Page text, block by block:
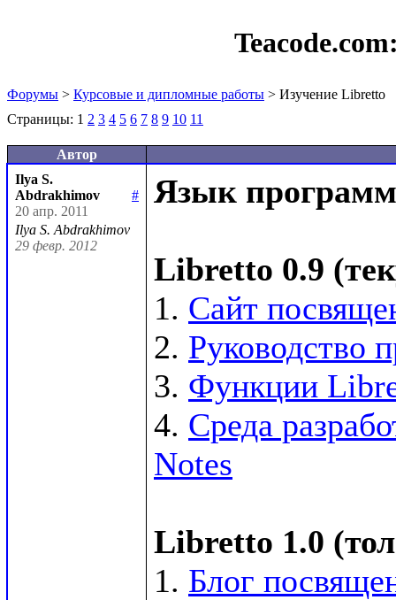
Форумы > Курсовые и дипломные работы > Изучение Libretto
Страницы: 1 2 3 4 5 6 7 8 9 10 11
Автор
Ilya S.
Abdrakhimov
#
20 апр. 2011
Ilya S. Abdrakhimov
29 февр. 2012
Язык
Libretto 0.9
1. Сайт
2. Руководство
3. Функции
4. Среда
Notes
Libretto 1.0
1. Блог